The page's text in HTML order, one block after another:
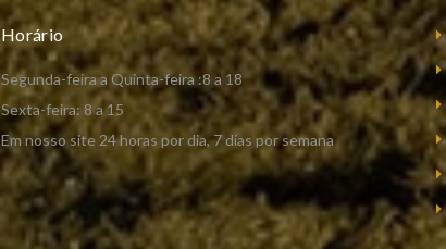
Horário
Segunda-feira a Quinta-feira :8 a 18
Sexta-feira: 8 a 15
Em nosso site 24 horas por dia, 7 dias por semana